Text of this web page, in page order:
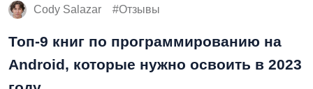
Cody Salazar Отзывы
Топ-9 книг по программированию на
Android, которые нужно освоить в 2023